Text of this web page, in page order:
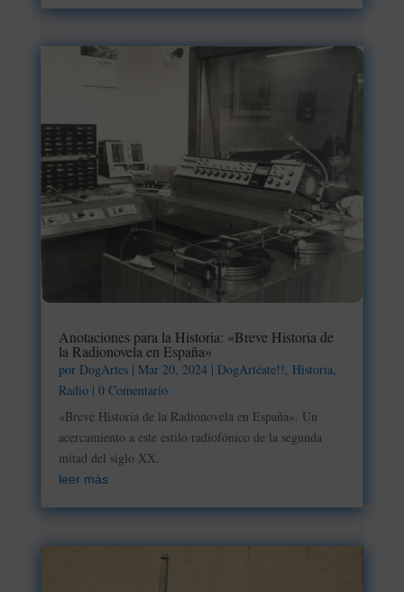
Anotaciones para la Historia: «Breve Historia de
la Radionovela en España»
por DogArtes| Mar 20, 2024| DogArtéate!!, Historia,
Radio| 0 Comentario
«Breve Historia de la Radionovela en España». Un
acercamiento a este estilo radiofónico de la segunda
mitad del siglo XX.
leer más